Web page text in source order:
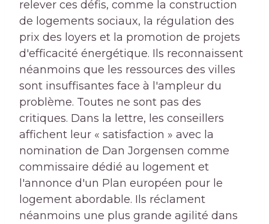
relever ces défis, comme la construction
de logements sociaux, la régulation des
prix des loyers et la promotion de projets
d'efficacité énergétique. Ils reconnaissent
néanmoins que les ressources des villes
sont insuffisantes face à l'ampleur du
problème. Toutes ne sont pas des
critiques. Dans la lettre, les conseillers
affichent leur « satisfaction » avec la
nomination de Dan Jorgensen comme
commissaire dédié au logement et
l'annonce d'un Plan européen pour le
logement abordable. Ils réclament
néanmoins une plus grande agilité dans